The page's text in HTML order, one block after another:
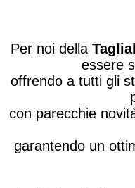
Per noi della
essere
offrendo a tutti gli
con parecchie
garantendo un